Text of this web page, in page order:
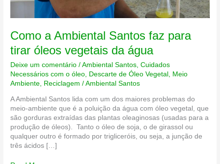
Como a Ambiental Santos faz para
tirar óleos vegetais da água
Deixe um comentário /Ambiental Santos ,Cuidados
Necessários com o óleo Descarte de Óleo Vegetal Meio
Ambiente Reciclagem /Ambiental Santos
A Ambiental Santos lida com um dos maiores problemas do
meio-ambiente que é a poluição da água com óleo vegetal, que
são gorduras extraídas das plantas oleaginosas (usadas para a
produção de óleos). Tanto o óleo de soja, o de girassol ou
qualquer outro é formado por trigliceróis, ou seja, a junção de
três ácidos […]